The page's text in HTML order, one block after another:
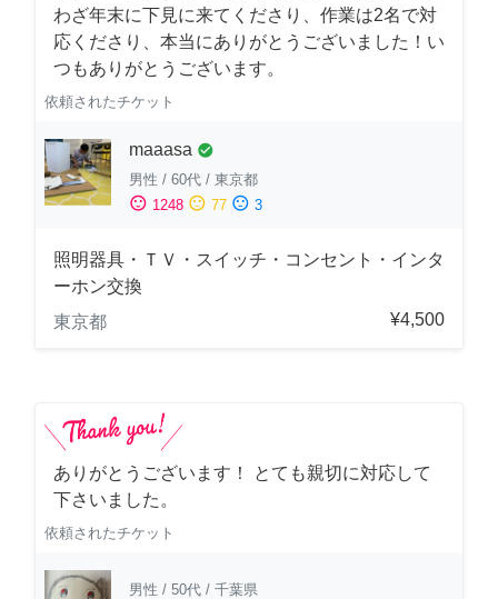
わざ年末に下見に来てくださり、作業は2名で対
応くださり、本当にありがとうございました！い
つもありがとうございます。
依頼されたチケット
maaasa check_circle
男性 / 60代 / 東京都
sentiment_satisfied 1248 sentiment_neutral 77 sentiment_dissatisfied 3
照明器具・ＴＶ・スイッチ・コンセント・インタ
ーホン交換
東京都
¥4,500
ありがとうございます！ とても親切に対応して
下さいました。
依頼されたチケット
男性 / 50代 / 千葉県